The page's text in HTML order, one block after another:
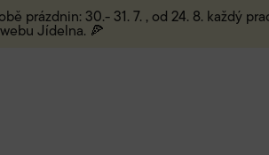
prázdnin: 30.- 31. 7. , od 24. 8. každý
Jídelna. 🍕